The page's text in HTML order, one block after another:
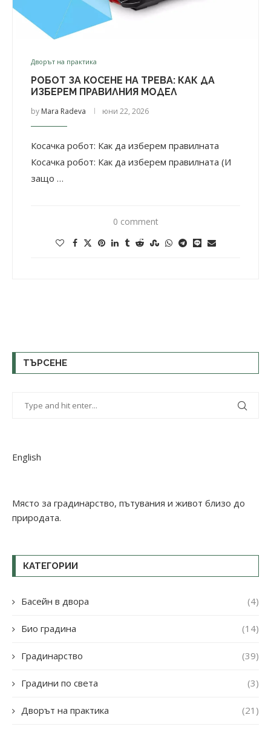
Дворът на практика
РОБОТ ЗА КОСЕНЕ НА ТРЕВА: КАК ДА
ИЗБЕРЕМ ПРАВИЛНИЯ МОДЕЛ
by Mara Radeva юни 22, 2026
Косачка робот: Как да изберем правилната
Косачка робот: Как да изберем правилната (И
защо …
0 comment
ТЪРСЕНЕ
English
Място за градинарство, пътувания и живот близо до
природата.
КАТЕГОРИИ
Басейн в двора (4)
Био градина (14)
Градинарство (39)
Градини по света (3)
Дворът на практика (21)